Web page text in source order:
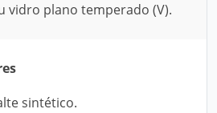
vidro plano temperado (V).
sintético.